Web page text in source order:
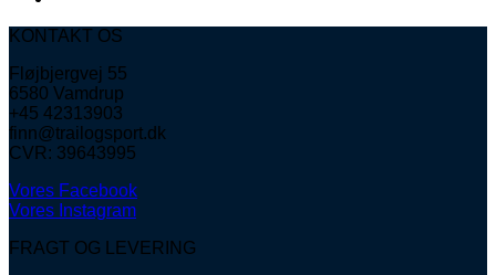
KONTAKT OS
Fløjbjergvej 55
6580 Vamdrup
+45 42313903
finn@trailogsport.dk
CVR: 39643995
Vores Facebook
Vores Instagram
FRAGT OG LEVERING